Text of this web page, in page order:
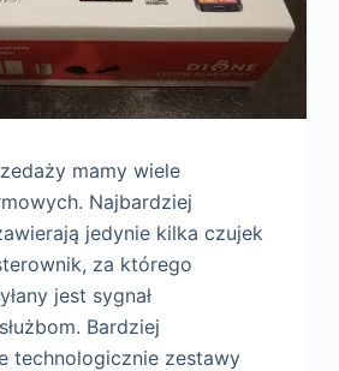
mamy wiele
Najbardziej
jedynie kilka czujek
za którego
jest sygnał
Bardziej
technologicznie zestawy